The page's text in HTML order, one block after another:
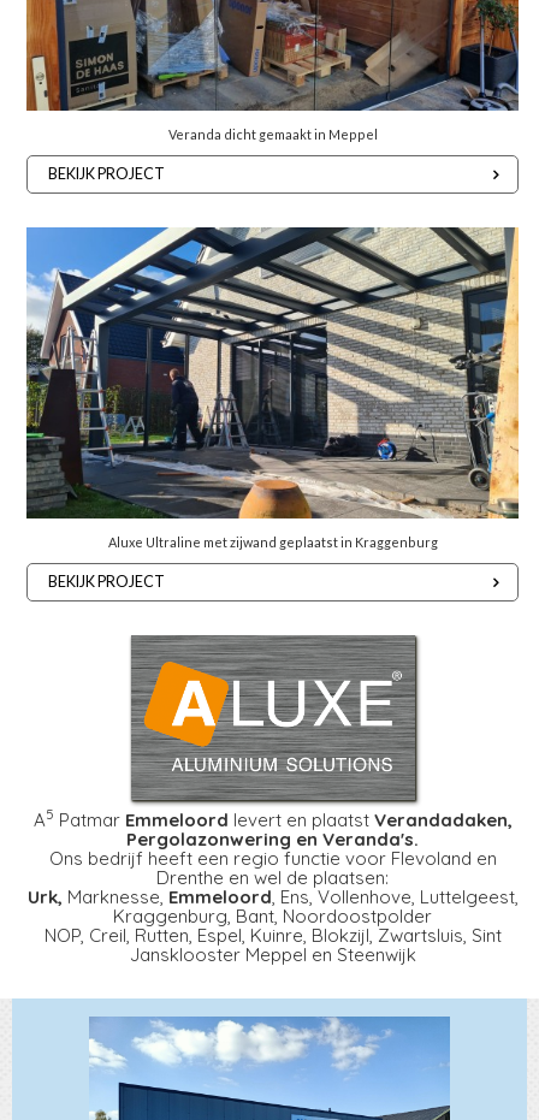
Veranda dicht gemaakt in Meppel
BEKIJK PROJECT
Aluxe Ultraline met zijwand geplaatst in Kraggenburg
BEKIJK PROJECT
A5 Patmar Emmeloord levert en plaatst Verandadaken,
Pergolazonwering en Veranda's.
Ons bedrijf heeft een regio functie voor Flevoland en
Drenthe en wel de plaatsen:
Urk, Marknesse, Emmeloord , Ens, Vollenhove, Luttelgeest,
Kraggenburg, Bant, Noordoostpolder
NOP, Creil, Rutten, Espel, Kuinre, Blokzijl, Zwartsluis, Sint
Jansklooster Meppel en Steenwijk